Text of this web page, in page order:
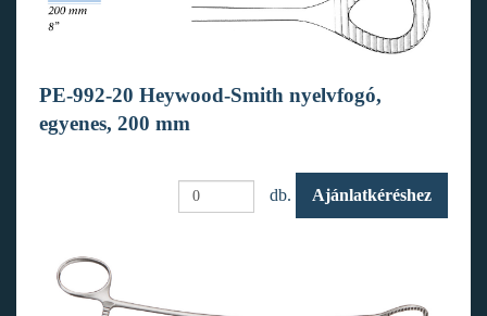
PE-992-20 Heywood-Smith nyelvfogó,
egyenes, 200 mm
db. Ajánlatkéréshez